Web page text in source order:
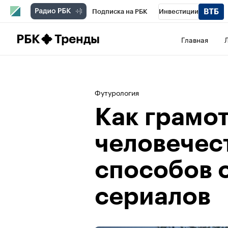
Подписка на РБК Инвестиции
РБК Тренды Главная
Футурология
Как
способов
сериалов